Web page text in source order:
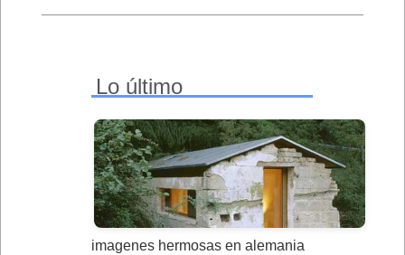
Lo último
imagenes hermosas en alemania